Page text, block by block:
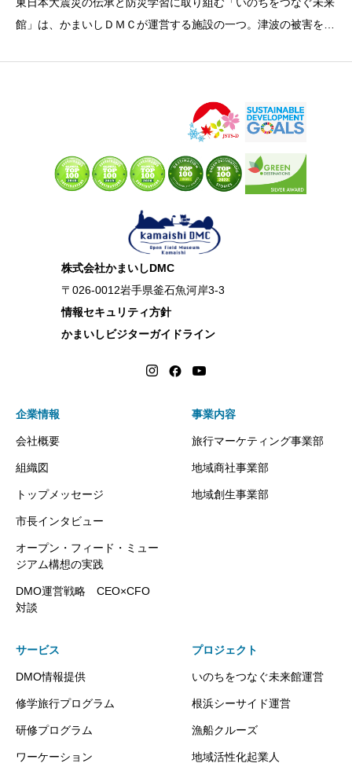
館」は、かまいしＤＭＣが運営する施設の一つ。津波の被害をま
株式会社かまいしDMC
〒026-0012岩手県釜石魚河岸3-3
情報セキュリティ方針
かまいしビジターガイドライン
企業情報
会社概要
組織図
トップメッセージ
市長インタビュー
オープン・フィード・ミュー
ジアム構想の実践
DMO運営戦略 CEO×CFO
対談
事業内容
旅行マーケティング事業部
地域商社事業部
地域創生事業部
サービス
DMO情報提供
修学旅行プログラム
研修プログラム
ワーケーション
プロジェクト
いのちをつなぐ未来館運営
根浜シーサイド運営
漁船クルーズ
地域活性化起業人